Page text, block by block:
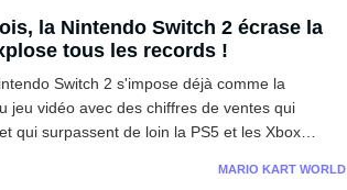
la Nintendo Switch 2 écrase la
tous les records !
Switch 2 s'impose déjà comme la
jeu vidéo avec des chiffres de ventes qui
qui surpassent de loin la PS5 et les Xbox
MARIO KART WORLD